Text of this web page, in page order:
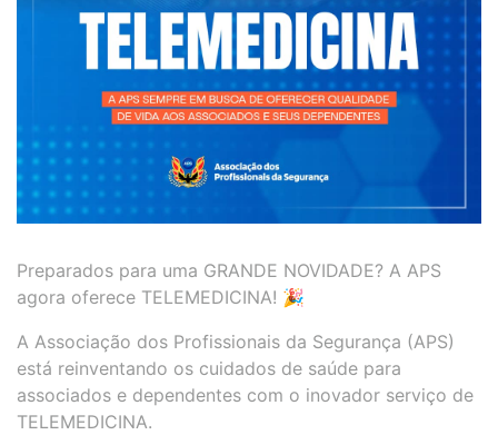
Preparados para uma GRANDE NOVIDADE? A APS
agora oferece TELEMEDICINA! 🎉
A Associação dos Profissionais da Segurança (APS)
está reinventando os cuidados de saúde para
associados e dependentes com o inovador serviço de
TELEMEDICINA.